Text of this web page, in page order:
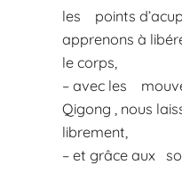
les points
apprenons à
le corps,
– avec les
Qigong , nous
librement,
– et grâce aux